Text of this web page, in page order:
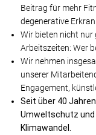
Beitrag für mehr
degenerative
Wir bieten nicht nur
Arbeitszeiten: Wer
Wir nehmen
unserer
Engagement,
Seit über 40
Umweltschutz und
Klimawandel.